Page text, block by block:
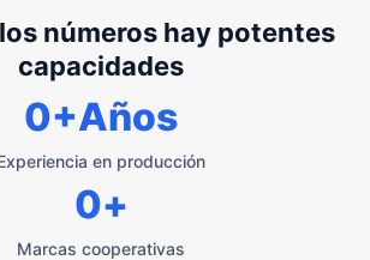
números hay potentes
capacidades
en producción
0+Años
Marcas cooperativas
0+